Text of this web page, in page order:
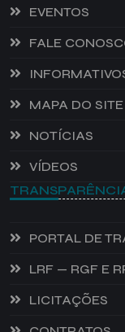
EVENTOS
FALE
MAPA DO SITE
NOTÍCIAS
VÍDEOS
PORTAL DE
LRF — RGF E
LICITAÇÕES